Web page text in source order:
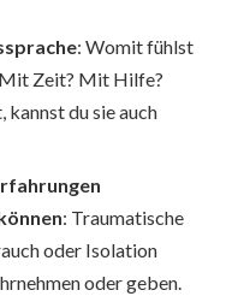
: Womit fühlst
Zeit? Mit Hilfe?
kannst du sie auch
: Traumatische
oder Isolation
oder geben.